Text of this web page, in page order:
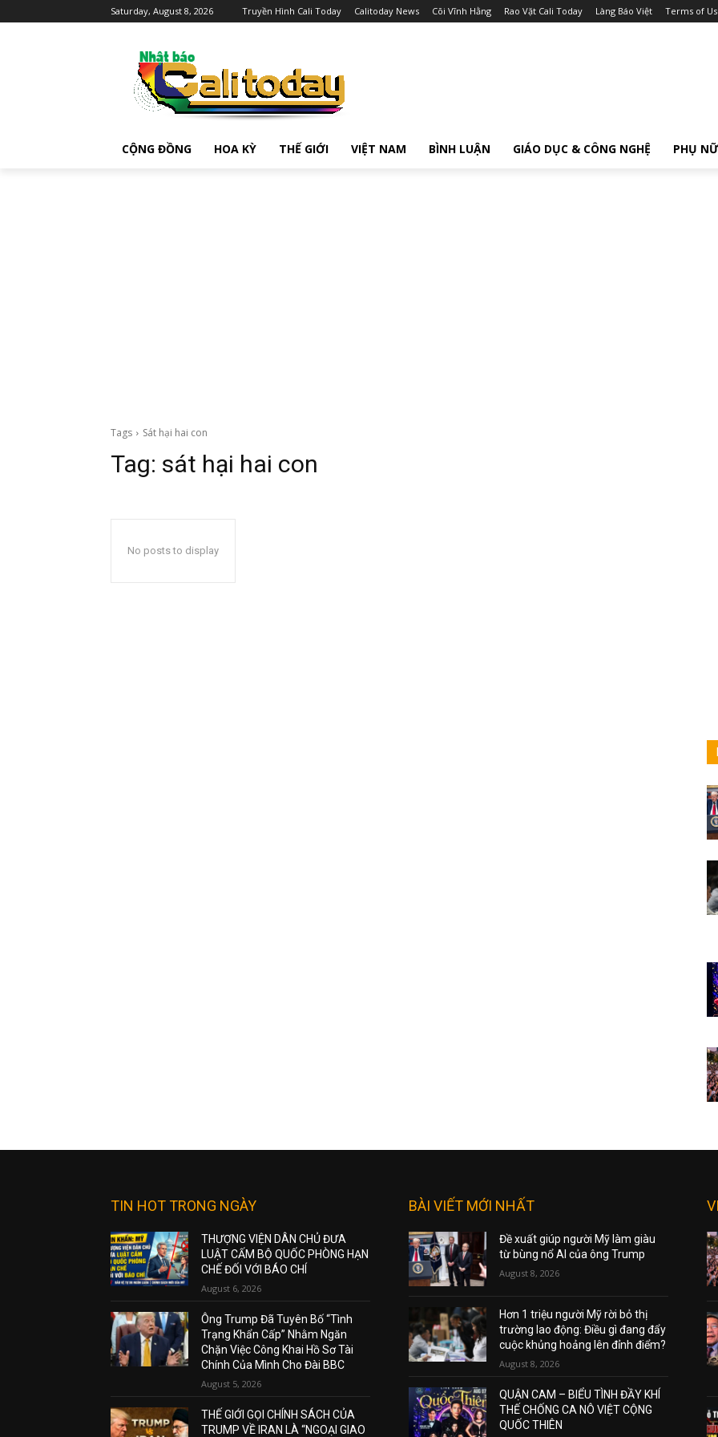
Saturday, August 8, 2026 Truyền Hình Cali Today Calitoday News Cõi Vĩnh Hằng Rao Vặt Cali Today Làng Báo Việt Terms of
CỘNG ĐỒNG HOA KỲ THẾ GIỚI VIỆT NAM BÌNH LUẬN GIÁO DỤC & CÔNG NGHỆ PHỤ NỮ
Tags Sát hại hai con
Tag: sát hại hai con
No posts to display
TIN HOT TRONG NGÀY
THƯỢNG VIỆN DÂN CHỦ ĐƯA
LUẬT CẤM BỘ QUỐC PHÒNG HẠN
CHẾ ĐỐI VỚI BÁO CHÍ
August 6, 2026
Ông Trump Đã Tuyên Bố “Tình
Trạng Khẩn Cấp” Nhằm Ngăn
Chặn Việc Công Khai Hồ Sơ Tài
Chính Của Mình Cho Đài BBC
August 5, 2026
THẾ GIỚI GỌI CHÍNH SÁCH CỦA
TRUMP VỀ IRAN LÀ “NGOẠI GIAO
BÀI VIẾT MỚI NHẤT
Đề xuất giúp người Mỹ làm giàu
từ bùng nổ AI của ông Trump
August 8, 2026
Hơn 1 triệu người Mỹ rời bỏ thị
trường lao động: Điều gì đang đẩy
cuộc khủng hoảng lên đỉnh điểm?
August 8, 2026
QUẬN CAM – BIỂU TÌNH ĐẦY KHÍ
THẾ CHỐNG CA NÔ VIỆT CỘNG
QUỐC THIÊN